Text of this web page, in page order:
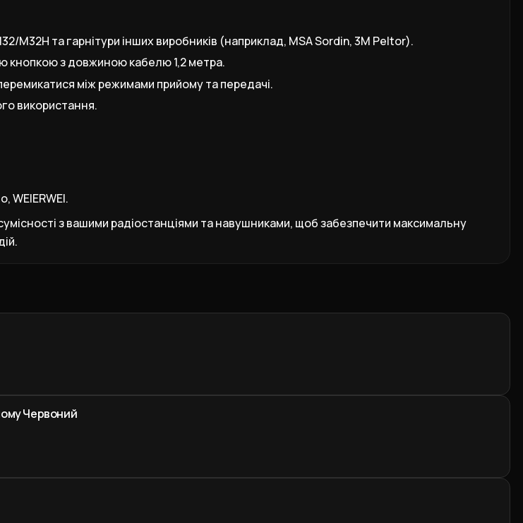
M32H та гарнітури інших виробників (наприклад, MSA Sordin, 3M Peltor).
кнопкою з довжиною кабелю 1,2 метра.
між режимами прийому та передачі.
використання.
WEIERWEI.
з вашими радіостанціями та навушниками, щоб забезпечити максимальну
Червоний